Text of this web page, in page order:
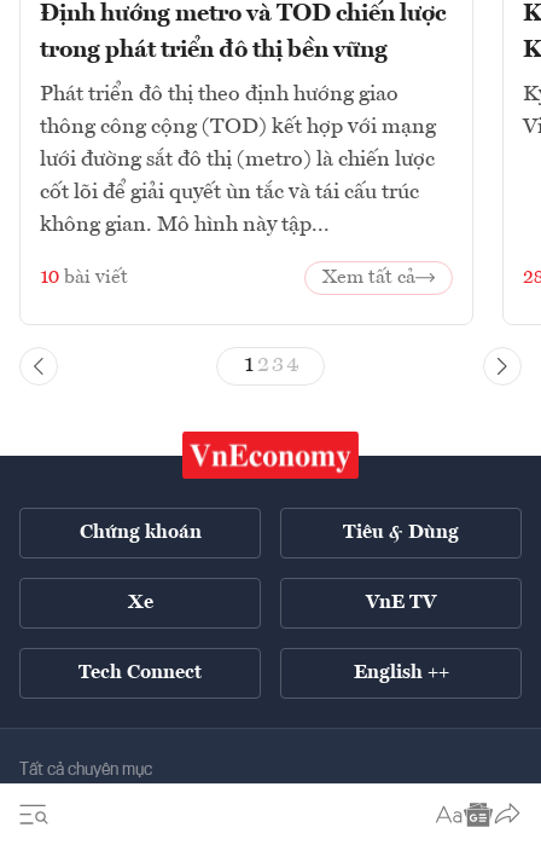
Định hướng metro và TOD chiến lược
trong phát triển đô thị bền vững
Phát triển đô thị theo định hướng giao
thông công cộng (TOD) kết hợp với mạng
lưới đường sắt đô thị (metro) là chiến lược
cốt lõi để giải quyết ùn tắc và tái cấu trúc
không gian. Mô hình này tập...
10 bài viết Xem tất cả
1 23 4
Chứng khoán Tiêu & Dùng
Xe VnE TV
Tech Connect English ++
Tất cả chuyên mục
Kinh tế xanh